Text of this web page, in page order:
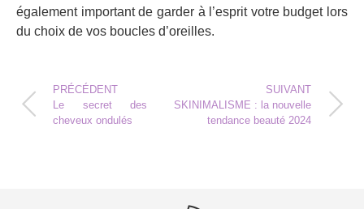
également important de garder à l’esprit votre budget lors
du choix de vos boucles d’oreilles.
PRÉCÉDENT
Le secret des
cheveux ondulés
SUIVANT
SKINIMALISME : la nouvelle
tendance beauté 2024